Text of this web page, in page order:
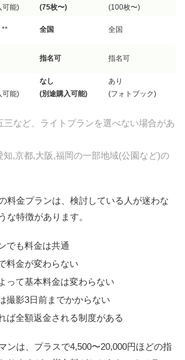
可能)
(75枚〜)
(100枚〜)
** 全国 全国
指名可 指名可
可能)
なし
(別途購入可能)
あり
(フォトブック)
など、ライトプランを選べない場合があ
,京都,大阪,福岡の一部地域(公園など)の
料金プランは、検討している人が迷わな
な特徴があります。
でも料金は共通
料金が変わらない
って基本料金は変わらない
撮影3日前までかからない
ば全額返金される制度がある
ンは、プラスで4,500〜20,000円ほどの指